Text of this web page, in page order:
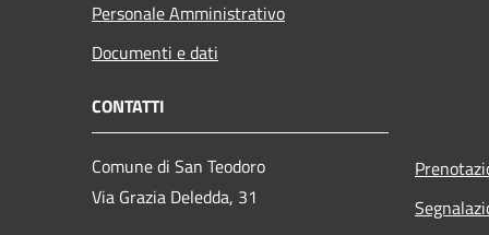
Personale Amministrativo
Documenti e dati
CONTATTI
Comune di San Teodoro
Via Grazia Deledda, 31